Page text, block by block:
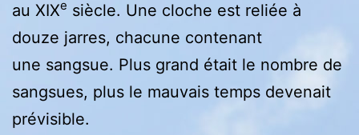
au XIXe siècle. Une cloche est reliée à
douze jarres, chacune contenant
une sangsue. Plus grand était le nombre de
sangsues, plus le mauvais temps devenait
prévisible.